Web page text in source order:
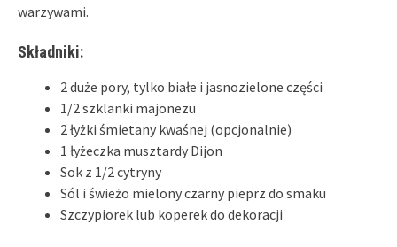
warzywami.
Składniki:
2 duże pory, tylko białe i jasnozielone części
1/2 szklanki majonezu
2 łyżki śmietany kwaśnej (opcjonalnie)
1 łyżeczka musztardy Dijon
Sok z 1/2 cytryny
Sól i świeżo mielony czarny pieprz do smaku
Szczypiorek lub koperek do dekoracji